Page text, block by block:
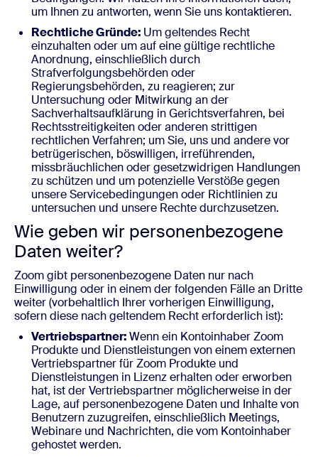
um Ihnen zu antworten, wenn Sie uns kontaktieren.
Rechtliche Gründe: Um geltendes Recht
einzuhalten oder um auf eine gültige rechtliche
Anordnung, einschließlich durch
Strafverfolgungsbehörden oder
Regierungsbehörden, zu reagieren; zur
Untersuchung oder Mitwirkung an der
Sachverhaltsaufklärung in Gerichtsverfahren, bei
Rechtsstreitigkeiten oder anderen strittigen
rechtlichen Verfahren; um Sie, uns und andere vor
betrügerischen, böswilligen, irreführenden,
missbräuchlichen oder gesetzwidrigen Handlungen
zu schützen und um potenzielle Verstöße gegen
unsere Servicebedingungen oder Richtlinien zu
untersuchen und unsere Rechte durchzusetzen.
Wie geben wir personenbezogene
Daten weiter?
Zoom gibt personenbezogene Daten nur nach
Einwilligung oder in einem der folgenden Fälle an Dritte
weiter (vorbehaltlich Ihrer vorherigen Einwilligung,
sofern diese nach geltendem Recht erforderlich ist):
Vertriebspartner:Wenn ein Kontoinhaber Zoom
Produkte und Dienstleistungen von einem externen
Vertriebspartner für Zoom Produkte und
Dienstleistungen in Lizenz erhalten oder erworben
hat, ist der Vertriebspartner möglicherweise in der
Lage, auf personenbezogene Daten und Inhalte von
Benutzern zuzugreifen, einschließlich Meetings,
Webinare und Nachrichten, die vom Kontoinhaber
gehostet werden.